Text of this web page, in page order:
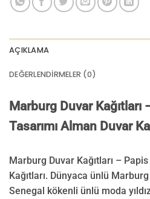
AÇIKLAMA
DEĞERLENDIRMELER (0)
Marburg Duvar Kağıtları
Tasarımı Alman Duvar
Marburg Duvar Kağıtları –
Kağıtları. Dünyaca ünlü
Senegal kökenli ünlü moda